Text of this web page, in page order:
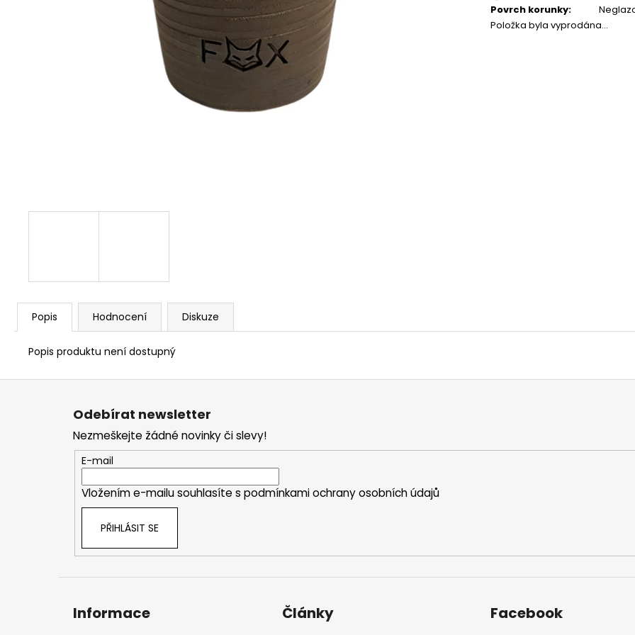
Povrch korunky:
Položka byla vyprodána…
Popis Hodnocení Diskuze
Popis produktu není dostupný
Z
Odebírat newsletter
Nezmeškejte žádné novinky či slevy!
E-mail
Vložením e-mailu souhlasíte s podmínkami ochrany osobních údajů
PŘIHLÁSIT SE
Informace Články Facebook